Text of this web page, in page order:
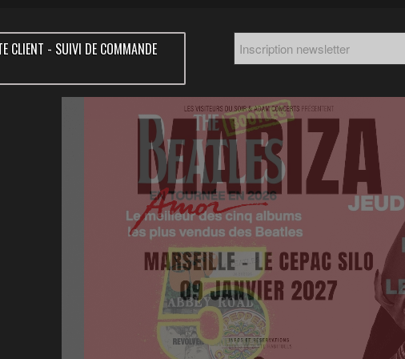
CLIENT - SUIVI DE COMMANDE